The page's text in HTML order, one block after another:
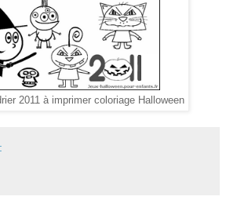
2011 à imprimer coloriage Halloween